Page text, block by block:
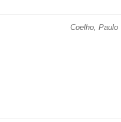
Coelho, Paulo